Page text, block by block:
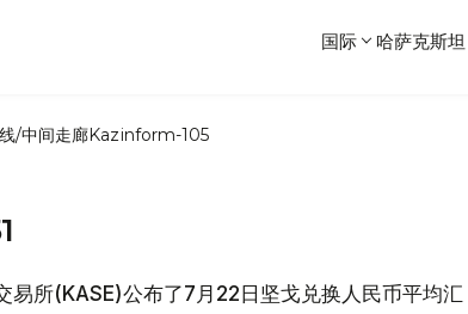
国际 哈萨克斯坦
/中间走廊Kazinform-105
所(KASE)公布了7月22日坚戈兑换人民币平均汇